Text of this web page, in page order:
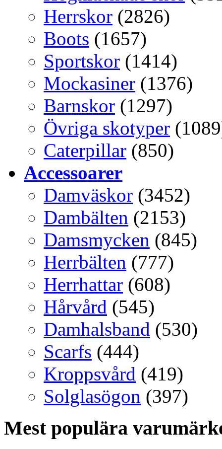
Herrskor (2826)
Boots (1657)
Sportskor (1414)
Mockasiner (1376)
Barnskor (1297)
Övriga skotyper
Caterpillar (850)
Accessoarer
Damväskor (3452)
Dambälten (2153)
Damsmycken (845)
Herrbälten (777)
Herrhattar (608)
Hårvård (545)
Damhalsband (530)
Scarfs (444)
Kroppsvård (419)
Solglasögon (397)
Mest populära